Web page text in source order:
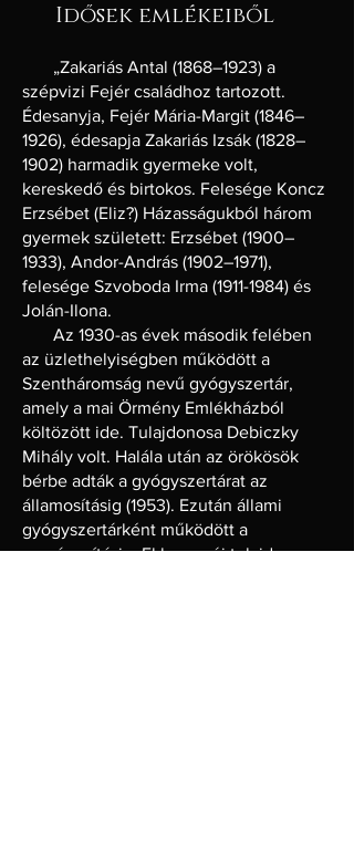
Idősek emlékeiből
„Zakariás Antal (1868–1923) a
szépvizi Fejér családhoz tartozott.
Édesanyja, Fejér Mária-Margit (1846–
1926), édesapja Zakariás Izsák (1828–
1902) harmadik gyermeke volt,
kereskedő és birtokos. Felesége Koncz
Erzsébet (Eliz?) Házasságukból három
gyermek született: Erzsébet (1900–
1933), Andor-András (1902–1971),
felesége Szvoboda Irma (1911-1984) és
Jolán-Ilona.
Az 1930-as évek második felében
az üzlethelyiségben működött a
Szentháromság nevű gyógyszertár,
amely a mai Örmény Emlékházból
költözött ide. Tulajdonosa Debiczky
Mihály volt. Halála után az örökösök
bérbe adták a gyógyszertárat az
államosításig (1953). Ezután állami
gyógyszertárként működött a
magánosításig. Ekkor az új tulajdonos a